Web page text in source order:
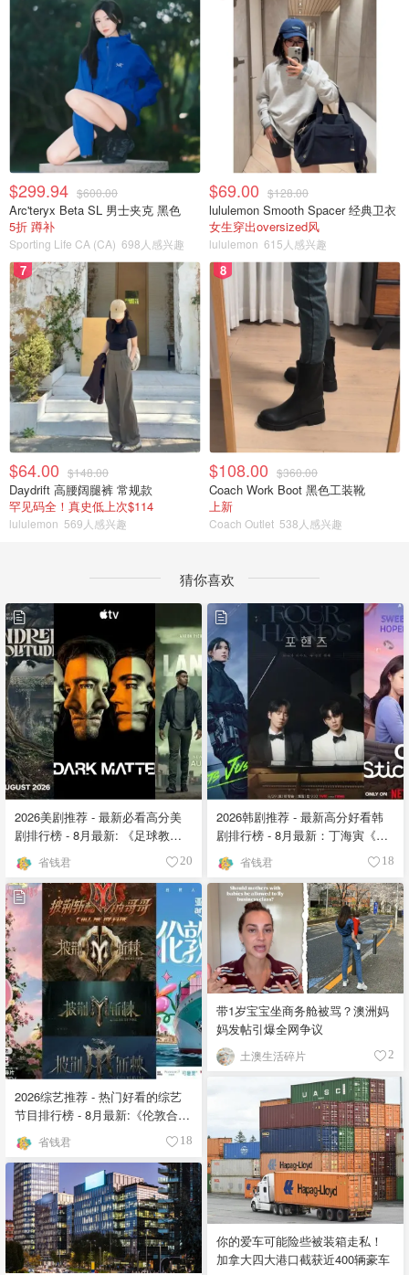
$299.94 $600.00
Arc'teryx Beta SL 男士夹克 黑色
5折 蹲补
Sporting Life CA (CA) 698人感兴趣
$69.00 $128.00
lululemon Smooth Spacer 经典卫衣
女生穿出oversized风
lululemon 615人感兴趣
7
$64.00 $148.00
Daydrift 高腰阔腿裤 常规款
罕见码全！真史低上次$114
lululemon 569人感兴趣
8
$108.00 $360.00
Coach Work Boot 黑色工装靴
上新
Coach Outlet 538人感兴趣
猜你喜欢
2026美剧推荐 - 最新必看高分美
剧排行榜 - 8月最新: 《​​足球教练
》第四季回归！
省钱君 20
2026韩剧推荐 - 最新高分好看韩
剧排行榜 - 8月最新：丁海寅《我
的荒糖恋爱 》上线❣️
省钱君 18
2026综艺推荐 - 热门好看的综艺
节目排行榜 - 8月最新:《​​伦敦合伙
人》回归啦
省钱君 18
带1岁宝宝坐商务舱被骂？澳洲妈
妈发帖引爆全网争议
土澳生活碎片 2
你的爱车可能险些被装箱走私！
加拿大四大港口截获近400辆豪车